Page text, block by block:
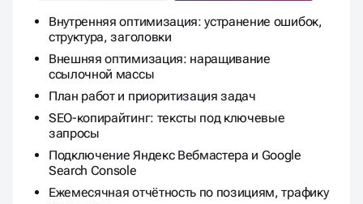
ТЕХНИЧЕСКИЙ СТАРТА ЗАПУСК БАЗОВОГО SEO
Внутренняя оптимизация: устранение ошибок,
структура, заголовки
Внешняя оптимизация: наращивание
ссылочной массы
План работ и приоритизация задач
SEO-копирайтинг: тексты под ключевые
запросы
Подключение Яндекс Вебмастера и Google
Search Console